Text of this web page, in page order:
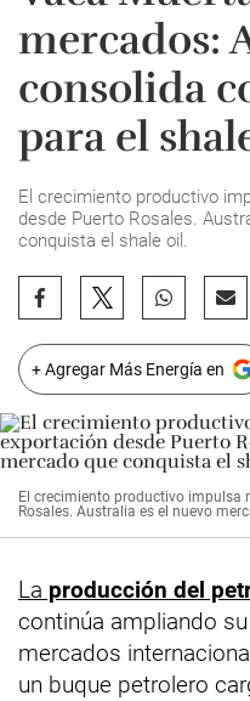
mercados:
consolida
para el
El crecimiento productivo
desde Puerto Rosales.
conquista el shale oil.
+ Agregar Más Energía en
El crecimiento productivo impulsa
Rosales. Australia es el nuevo
La producción del
continúa ampliando
mercados
un buque petrolero